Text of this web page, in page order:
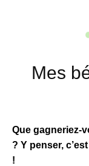
Mes
Que gagneriez-
? Y penser,
!